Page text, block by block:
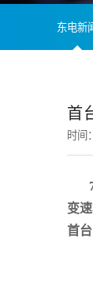
东电新
首
时间
变
首